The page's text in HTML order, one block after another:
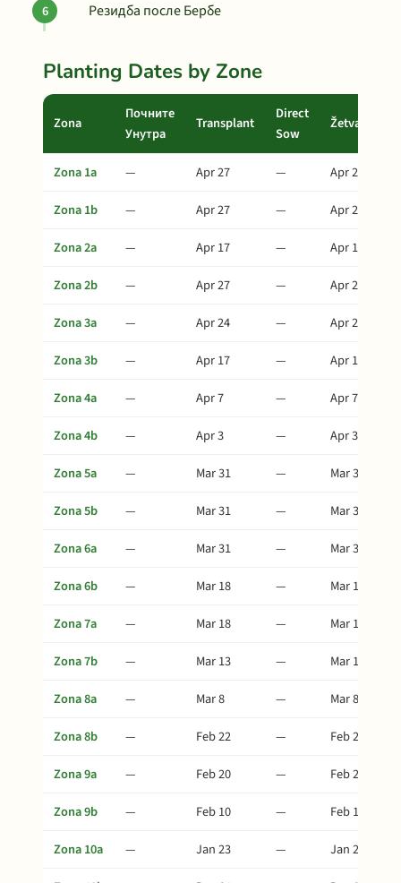
Резидба после Бербе
Planting Dates by Zone
Zona
Почните
Унутра
Transplant
Direct
Sow
Žetva
Zona 1a — Apr 27 —
Apr 27
Zona 1b
— Apr 27 —
Apr 27
Zona 2a
— Apr 17 —
Apr 17
Zona 2b
— Apr 27 —
Apr 27
Zona 3a
— Apr 24 —
Apr 24
Zona 3b
— Apr 17 —
Apr 17
Zona 4a
— Apr 7 —
Apr 7
Zona 4b
— Apr 3 —
Apr 3
Zona 5a
— Mar 31 —
Mar 31
Zona 5b
— Mar 31 —
Mar 31
Zona 6a
— Mar 31 —
Mar 31
Zona 6b
— Mar 18 —
Mar 18
Zona 7a
— Mar 18 —
Mar 18
Zona 7b
— Mar 13 —
Mar 13
Zona 8a
— Mar 8 —
Mar 8
Zona 8b
— Feb 22 —
Feb 22
Zona 9a
— Feb 20 —
Feb 20
Zona 9b
— Feb 10 —
Feb 10
Zona 10a
— Jan 23 —
Jan 23